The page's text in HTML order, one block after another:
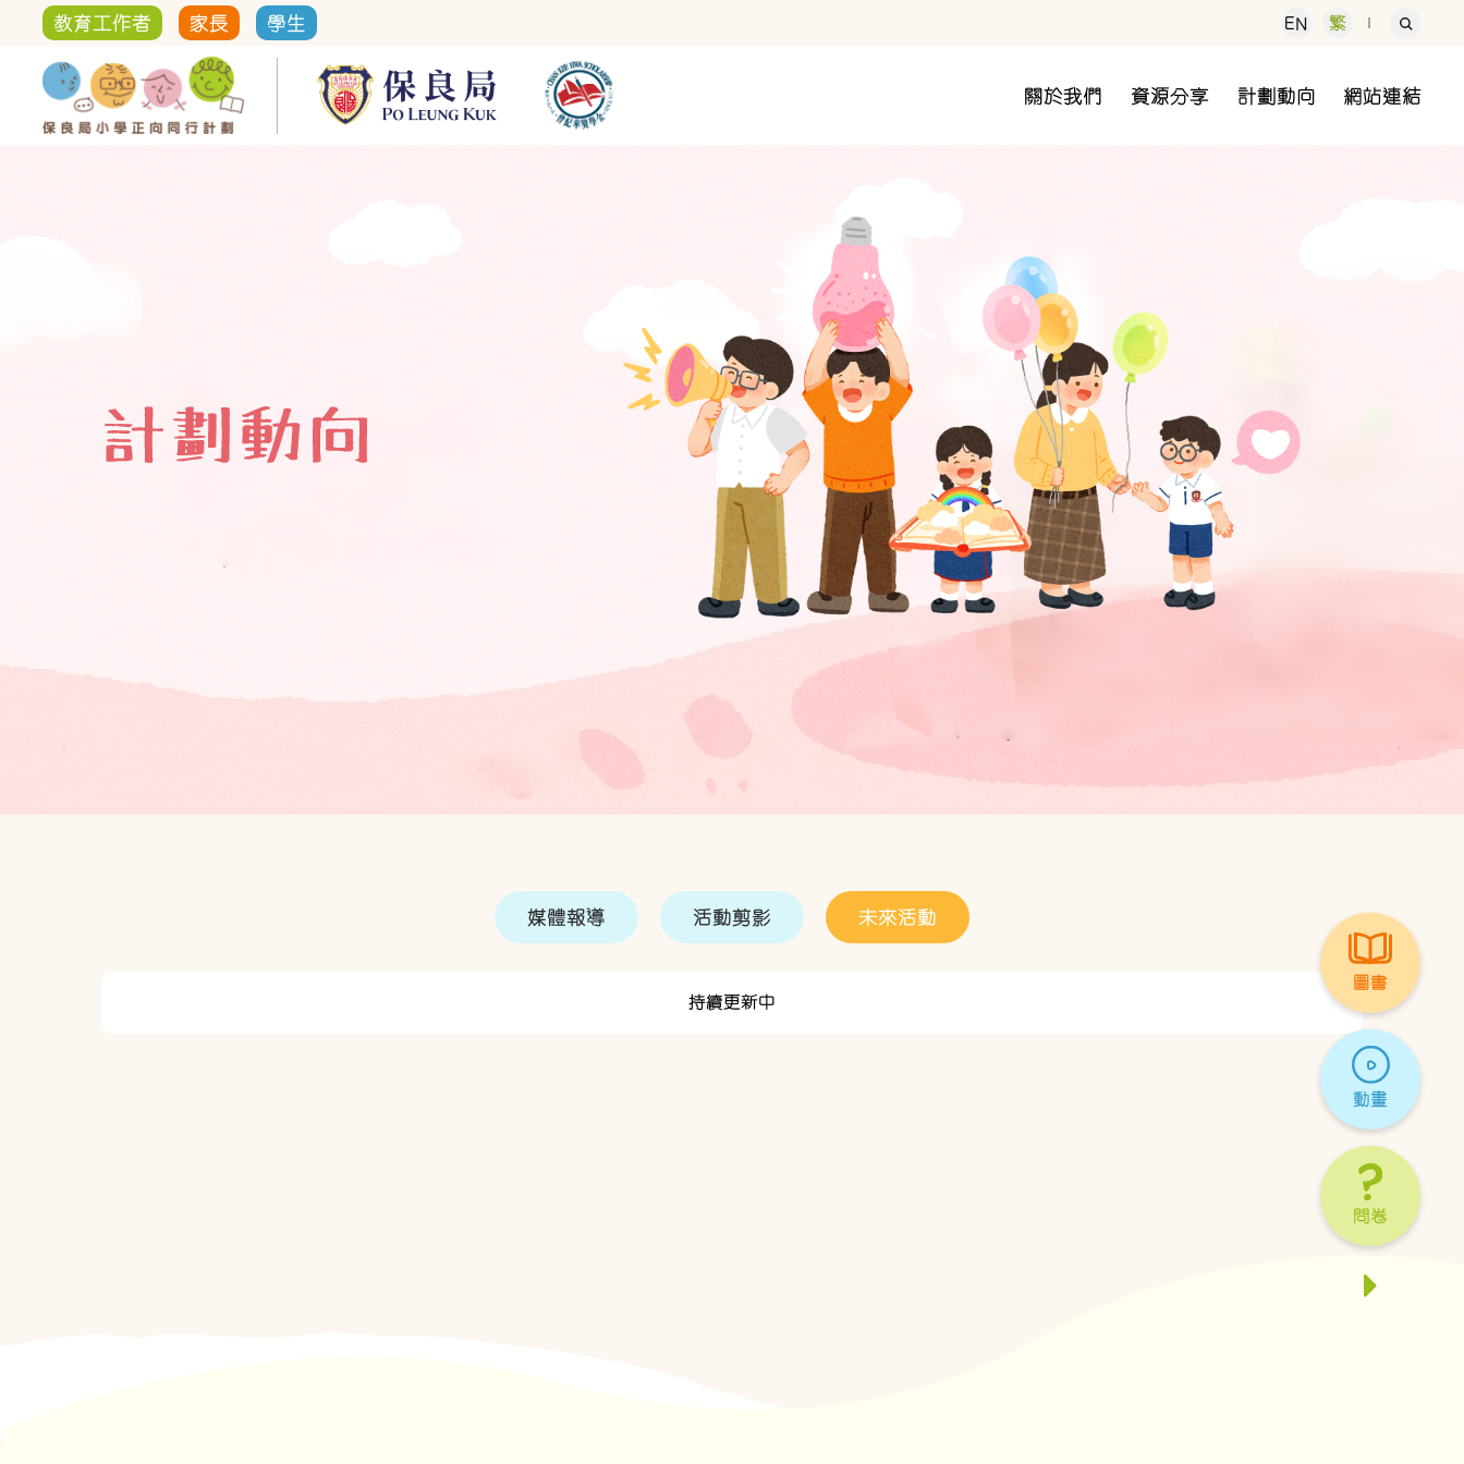
教育工作者 家長 學生 EN 繁
關於我們 資源分享 計劃動向 網站連結
圖書
動畫
問卷
媒體報導 活動剪影 未來活動
持續更新中